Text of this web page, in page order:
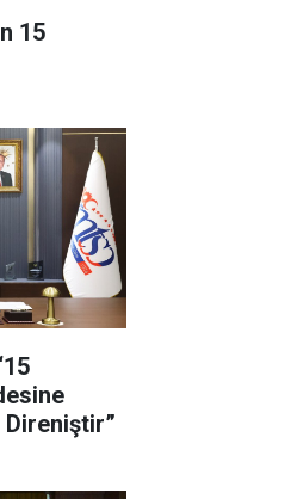
15
Direniştir”